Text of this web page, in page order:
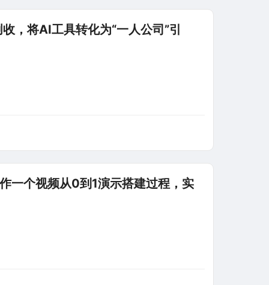
，将AI工具转化为“一人公司”引
一个视频从0到1演示搭建过程，实